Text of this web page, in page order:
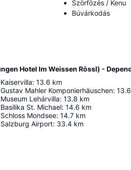
Szörfözés / Kenu
Búvárkodás
Kaiservilla: 13.6 km
Gustav Mahler Komponierhäuschen: 13.6
Museum Lehárvilla: 13.8 km
Basilika St. Michael: 14.6 km
Schloss Mondsee: 14.7 km
Salzburg Airport: 33.4 km